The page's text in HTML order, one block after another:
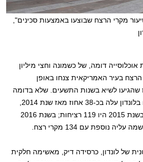
אוכלוסייה דומה, של כשמונה וחצי מיליון
בעיר האמריקאית צנחו באופן
דומה
כשנרשמו בעיר 94 מקרים. בשנת 2015 היו 119 רציחות; בשנת 2016
של לונדון, כרסידה דיק, מאשימה חלקית